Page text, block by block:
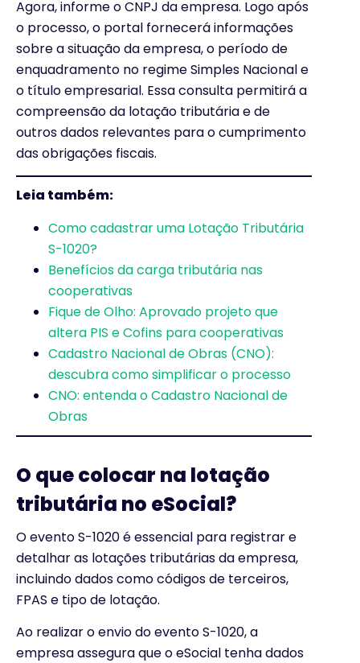
Agora, informe o CNPJ da empresa. Logo após
o processo, o portal fornecerá informações
sobre a situação da empresa, o período de
enquadramento no regime Simples Nacional e
o título empresarial. Essa consulta permitirá a
compreensão da lotação tributária e de
outros dados relevantes para o cumprimento
das obrigações fiscais.
Leia também:
Como cadastrar uma Lotação Tributária
S-1020?
Benefícios da carga tributária nas
cooperativas
Fique de Olho: Aprovado projeto que
altera PIS e Cofins para cooperativas
Cadastro Nacional de Obras (CNO):
descubra como simplificar o processo
CNO: entenda o Cadastro Nacional de
Obras
O que colocar na lotação
tributária no eSocial?
O evento S-1020 é essencial para registrar e
detalhar as lotações tributárias da empresa,
incluindo dados como códigos de terceiros,
FPAS e tipo de lotação.
Ao realizar o envio do evento S-1020, a
empresa assegura que o eSocial tenha dados